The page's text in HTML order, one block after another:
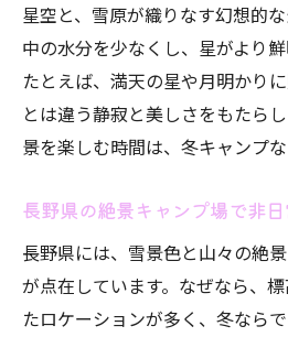
ンプ
冬キャンプデビューに
報
思い出作りに繋がる特
へ
特別な思い出を長野の冬キ
味
家族や友人と楽しむ長
星空と、雪原が織りなす幻想的
中の水分を少なくし、星がより鮮
たとえば、満天の星や月明かり
とは違う静寂と美しさをもたら
景を楽しむ時間は、冬キャンプな
長野県の絶景キャンプ場で非
長野県には、雪景色と山々の絶
が点在しています。なぜなら、
たロケーションが多く、冬なら